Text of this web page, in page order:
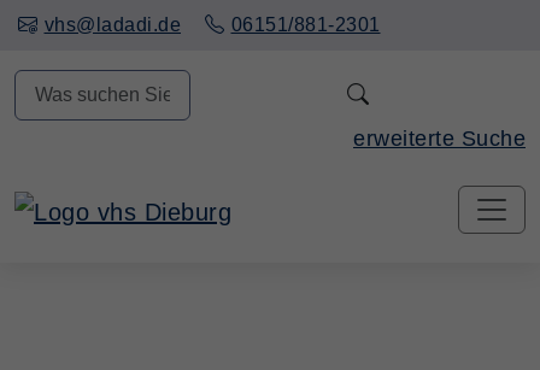
vhs@ladadi.de 06151/881-2301
erweiterte Suche
Hauptinhalt anspringen